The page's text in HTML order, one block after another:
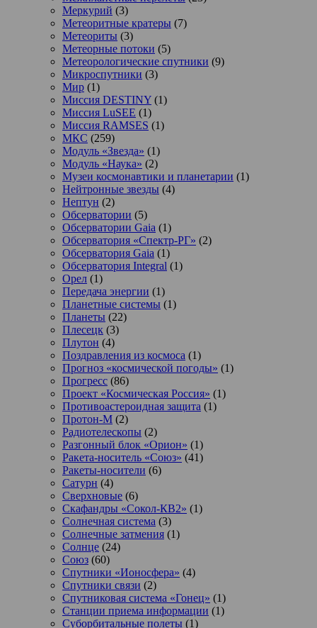
Меркурий (3)
Метеоритные кратеры (7)
Метеориты (3)
Метеорные потоки (5)
Метеорологические спутники (9)
Микроспутники (3)
Мир (1)
Миссия DESTINY (1)
Миссия LuSEE (1)
Миссия RAMSES (1)
МКС (259)
Модуль «Звезда» (1)
Модуль «Наука» (2)
Музеи космонавтики и планетарии (1)
Нейтронные звезды (4)
Нептун (2)
Обсерватории (5)
Обсерватории Gaia (1)
Обсерватория «Спектр-РГ» (2)
Обсерватория Gaia (1)
Обсерватория Integral (1)
Орел (1)
Передача энергии (1)
Планетные системы (1)
Планеты (22)
Плесецк (3)
Плутон (4)
Поздравления из космоса (1)
Прогноз «космической погоды» (1)
Прогресс (86)
Проект «Космическая Россия» (1)
Противоастероидная защита (1)
Протон-М (2)
Радиотелескопы (2)
Разгонный блок «Орион» (1)
Ракета-носитель «Союз» (41)
Ракеты-носители (6)
Сатурн (4)
Сверхновые (6)
Скафандры «Сокол-КВ2» (1)
Солнечная система (3)
Солнечные затмения (1)
Солнце (24)
Союз (60)
Спутники «Ионосфера» (4)
Спутники связи (2)
Спутниковая система «Гонец» (1)
Станции приема информации (1)
Суборбитальные полеты (1)